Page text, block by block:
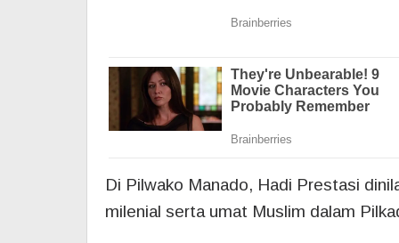
Di Pilwako Manado, Hadi Prestasi
milenial serta umat Muslim dalam